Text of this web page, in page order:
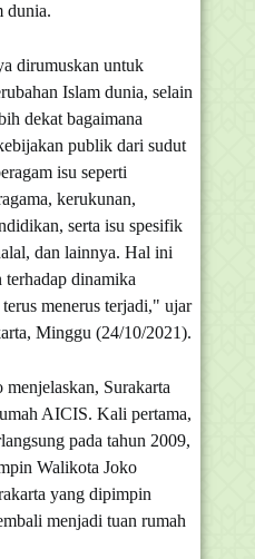
dunia.
dirumuskan untuk
Islam dunia, selain
dekat bagaimana
publik dari sudut
isu seperti
kerukunan,
serta isu spesifik
dan lainnya. Hal ini
terhadap dinamika
menerus terjadi," ujar
Minggu (24/10/2021).
Surakarta
AICIS. Kali pertama,
pada tahun 2009,
Walikota Joko
yang dipimpin
menjadi tuan rumah